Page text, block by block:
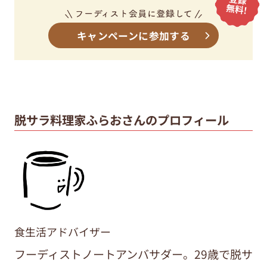
キャンペーンに参加する
脱サラ料理家ふらおさんのプロフィール
食生活アドバイザー
フーディストノートアンバサダー。29歳で脱サ